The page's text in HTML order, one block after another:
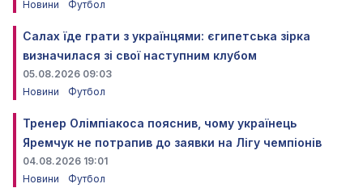
Новини
Футбол
Салах їде грати з українцями: єгипетська зірка
визначилася зі свої наступним клубом
05.08.2026 09:03
Новини
Футбол
Тренер Олімпіакоса пояснив, чому українець
Яремчук не потрапив до заявки на Лігу чемпіонів
04.08.2026 19:01
Новини
Футбол